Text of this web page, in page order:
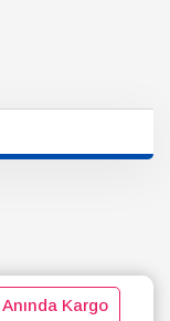
Anında Kargo